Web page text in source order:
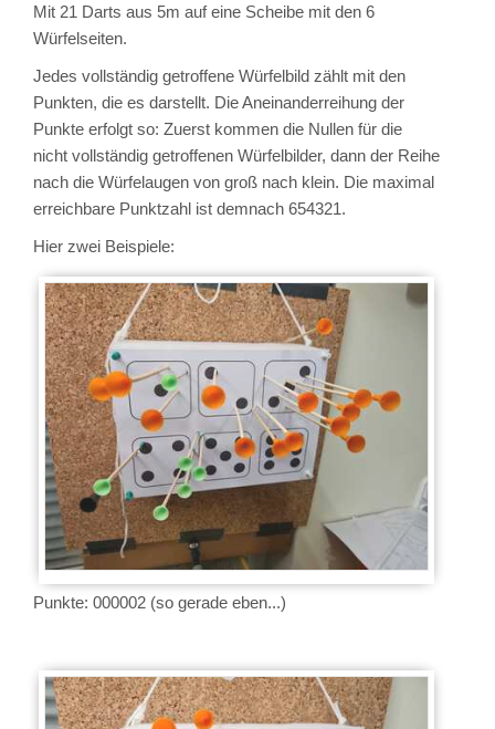
Mit 21 Darts aus 5m auf eine Scheibe mit den 6
Würfelseiten.
Jedes vollständig getroffene Würfelbild zählt mit den
Punkten, die es darstellt. Die Aneinanderreihung der
Punkte erfolgt so: Zuerst kommen die Nullen für die
nicht vollständig getroffenen Würfelbilder, dann der Reihe
nach die Würfelaugen von groß nach klein. Die maximal
erreichbare Punktzahl ist demnach 654321.
Hier zwei Beispiele:
Punkte: 000002 (so gerade eben...)